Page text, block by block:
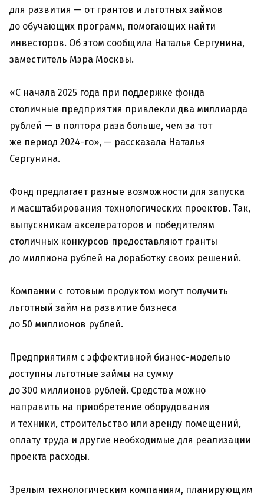
для развития — от грантов и льготных займов
до обучающих программ, помогающих найти
инвесторов. Об этом сообщила Наталья Сергунина,
заместитель Мэра Москвы.
«С начала 2025 года при поддержке фонда
столичные предприятия привлекли два миллиарда
рублей — в полтора раза больше, чем за тот
же период 2024-го», — рассказала Наталья
Сергунина.
Фонд предлагает разные возможности для запуска
и масштабирования технологических проектов. Так,
выпускникам акселераторов и победителям
столичных конкурсов предоставляют гранты
до миллиона рублей на доработку своих решений.
Компании с готовым продуктом могут получить
льготный займ на развитие бизнеса
до 50 миллионов рублей.
Предприятиям с эффективной бизнес-моделью
доступны льготные займы на сумму
до 300 миллионов рублей. Средства можно
направить на приобретение оборудования
и техники, строительство или аренду помещений,
оплату труда и другие необходимые для реализации
проекта расходы.
Зрелым технологическим компаниям, планирующим